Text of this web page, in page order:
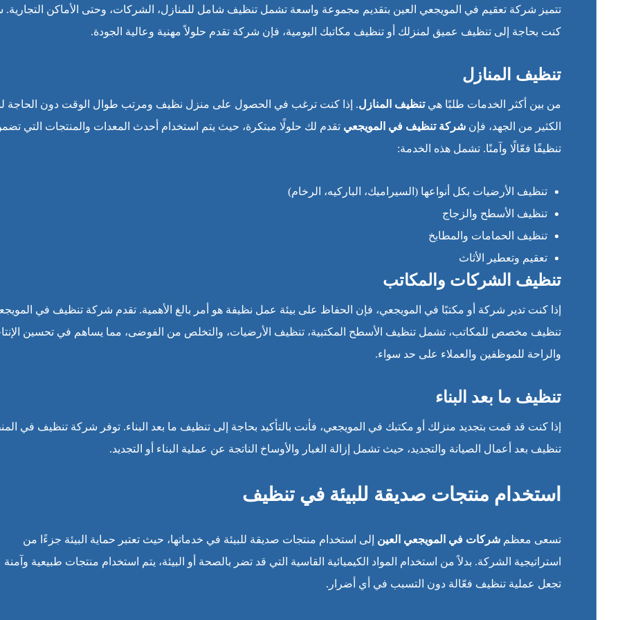
تتميز شركة تعقيم في المويجعي العين بتقديم مجموعة واسعة تشمل تنظيف شامل للمنازل، الشركات، وحتى الأماكن التجارية.
كنت بحاجة إلى تنظيف عميق لمنزلك أو تنظيف مكاتبك اليومية، فإن شركة تقدم حلولاً مهنية وعالية الجودة.
تنظيف المنازل
من بين أكثر الخدمات طلبًا هي تنظيف المنازل. إذا كنت ترغب في الحصول على منزل نظيف ومرتب طوال الوقت دون الحاجة
الكثير من الجهد، فإن شركة تنظيف في المويجعي تقدم لك حلولًا مبتكرة، حيث يتم استخدام أحدث المعدات والمنتجات التي
تنظيفًا فعّالًا وآمنًا. تشمل هذه الخدمة:
تنظيف الأرضيات بكل أنواعها (السيراميك، الباركيه، الرخام)
تنظيف الأسطح والزجاج
تنظيف الحمامات والمطابخ
تعقيم وتعطير الأثاث
تنظيف الشركات والمكاتب
إذا كنت تدير شركة أو مكتبًا في المويجعي، فإن الحفاظ على بيئة عمل نظيفة هو أمر بالغ الأهمية. تقدم شركة تنظيف في
تنظيف مخصص للمكاتب، تشمل تنظيف الأسطح المكتبية، تنظيف الأرضيات، والتخلص من الفوضى، مما يساهم في تحسين
والراحة للموظفين والعملاء على حد سواء.
تنظيف ما بعد البناء
إذا كنت قد قمت بتجديد منزلك أو مكتبك في المويجعي، فأنت بالتأكيد بحاجة إلى تنظيف ما بعد البناء. توفر شركة تنظيف في
تنظيف بعد أعمال الصيانة والتجديد، حيث تشمل إزالة الغبار والأوساخ الناتجة عن عملية البناء أو التجديد.
استخدام منتجات صديقة للبيئة في تنظيف
تسعى معظم شركات في المويجعي العين إلى استخدام منتجات صديقة للبيئة في خدماتها، حيث تعتبر حماية البيئة جزءًا من
استراتيجية الشركة. بدلاً من استخدام المواد الكيميائية القاسية التي قد تضر بالصحة أو البيئة، يتم استخدام منتجات طبيعية وآمنة
تجعل عملية تنظيف فعّالة دون التسبب في أي أضرار.